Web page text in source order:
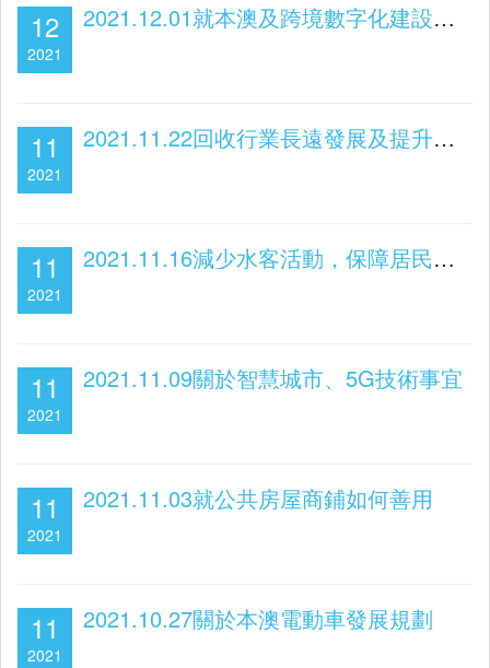
12
2021
2021.12.01就本澳及跨境數字化建設提出書面質詢
11
2021
2021.11.22回收行業長遠發展及提升本澳環保效率
11
2021
2021.11.16減少水客活動，保障居民生活
11
2021
2021.11.09關於智慧城市、5G技術事宜
11
2021
2021.11.03就公共房屋商鋪如何善用
11
2021
2021.10.27關於本澳電動車發展規劃